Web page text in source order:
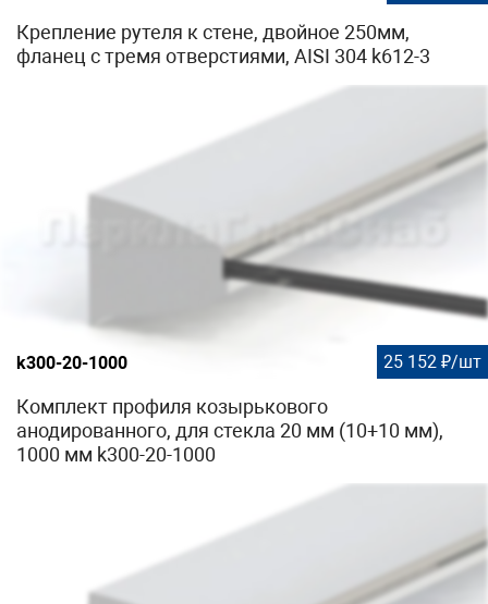
Крепление рутеля к стене, двойное 250мм,
фланец с тремя отверстиями, AISI 304 k612-3
k300-20-1000 25 152 ₽/шт
Комплект профиля козырькового
анодированного, для стекла 20 мм (10+10 мм),
1000 мм k300-20-1000